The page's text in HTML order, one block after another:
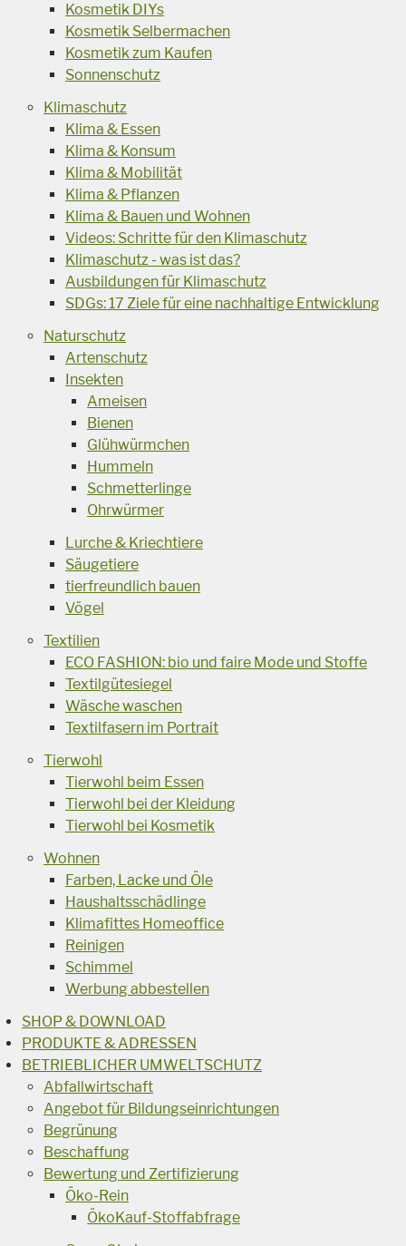
Kosmetik DIYs
Kosmetik Selbermachen
Kosmetik zum Kaufen
Sonnenschutz
Klimaschutz
Klima & Essen
Klima & Konsum
Klima & Mobilität
Klima & Pflanzen
Klima & Bauen und Wohnen
Videos: Schritte für den Klimaschutz
Klimaschutz - was ist das?
Ausbildungen für Klimaschutz
SDGs: 17 Ziele für eine nachhaltige Entwicklung
Naturschutz
Artenschutz
Insekten
Ameisen
Bienen
Glühwürmchen
Hummeln
Schmetterlinge
Ohrwürmer
Lurche & Kriechtiere
Säugetiere
tierfreundlich bauen
Vögel
Textilien
ECO FASHION: bio und faire Mode und Stoffe
Textilgütesiegel
Wäsche waschen
Textilfasern im Portrait
Tierwohl
Tierwohl beim Essen
Tierwohl bei der Kleidung
Tierwohl bei Kosmetik
Wohnen
Farben, Lacke und Öle
Haushaltsschädlinge
Klimafittes Homeoffice
Reinigen
Schimmel
Werbung abbestellen
SHOP & DOWNLOAD
PRODUKTE & ADRESSEN
BETRIEBLICHER UMWELTSCHUTZ
Abfallwirtschaft
Angebot für Bildungseinrichtungen
Begrünung
Beschaffung
Bewertung und Zertifizierung
Öko-Rein
ÖkoKauf-Stoffabfrage